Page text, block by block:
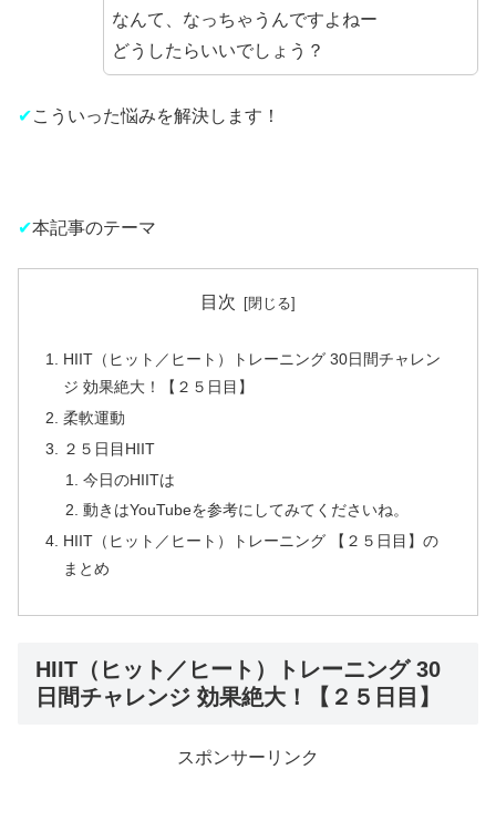
なんて、なっちゃうんですよねー
どうしたらいいでしょう？
✔︎こういった悩みを解決します！
✔︎本記事のテーマ
目次
HIIT（ヒット／ヒート）トレーニング 30日間チャレン
ジ 効果絶大！【２５日目】
柔軟運動
２５日目HIIT
今日のHIITは
動きはYouTubeを参考にしてみてくださいね。
HIIT（ヒット／ヒート）トレーニング 【２５日目】の
まとめ
HIIT（ヒット／ヒート）トレーニング 30
日間チャレンジ 効果絶大！【２５日目】
スポンサーリンク